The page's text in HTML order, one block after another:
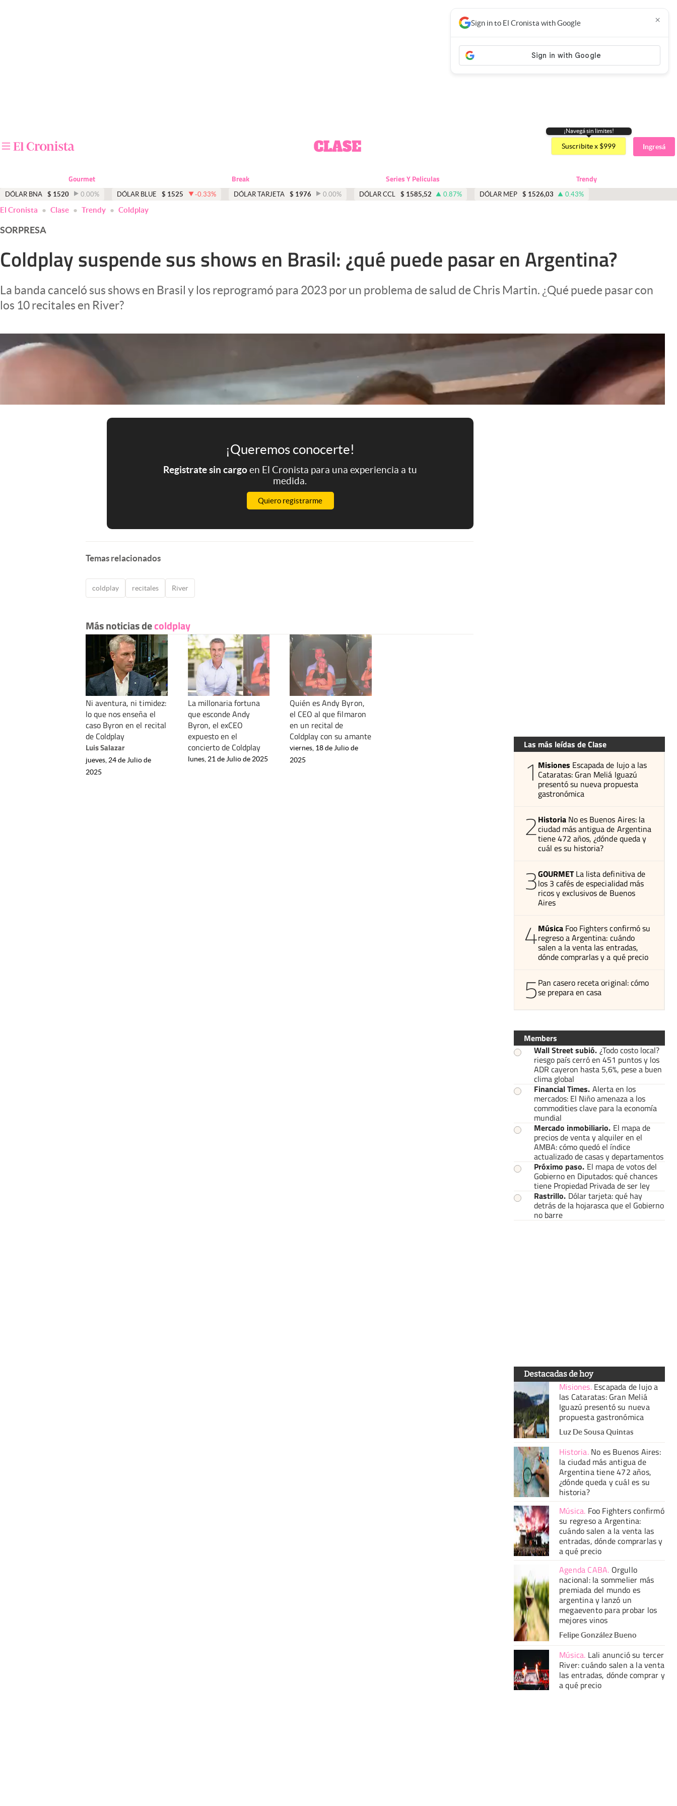
Otras secciones
Apertura
Infotechnology
Clase
Clima
Mundial 2026
Eventos Corporativos
Mediakit
¡Navegá sin limites!
Suscribite x $999 Ingresá
Gourmet Break Series Y Peliculas Trendy
DÓLAR BNA $ 1520 0.00% DÓLAR BLUE $ 1525 -0.33% DÓLAR TARJETA $ 1976 0.00% DÓLAR CCL $ 1585,52 0.87% DÓLAR MEP $ 1526,03 0.43%
Sign in to El Cronista with Google ×
El Cronista Clase Trendy Coldplay
SORPRESA
Coldplay suspende sus shows en Brasil: ¿qué puede pasar en Argentina?
La banda canceló sus shows en Brasil y los reprogramó para 2023 por un problema de salud de Chris Martin. ¿Qué puede pasar con
los 10 recitales en River?
¡Queremos conocerte!
Registrate sin cargoen El Cronista para una experiencia a tu
medida.
Quiero registrarme
Temas relacionados
coldplay recitales River
Más noticias decoldplay
Ni aventura, ni timidez:
lo que nos enseña el
caso Byron en el recital
de Coldplay
Luis Salazar
jueves, 24 de Julio de
2025
La millonaria fortuna
que esconde Andy
Byron, el exCEO
expuesto en el
concierto de Coldplay
lunes, 21 de Julio de 2025
Quién es Andy Byron,
el CEO al que filmaron
en un recital de
Coldplay con su amante
viernes, 18 de Julio de
2025
Las más leídas de Clase
1 Misiones Escapada de lujo a las
Cataratas: Gran Meliá Iguazú
presentó su nueva propuesta
gastronómica
2Historia No es Buenos Aires: la
ciudad más antigua de Argentina
tiene 472 años, ¿dónde queda y
cuál es su historia?
3GOURMET La lista definitiva de
los 3 cafés de especialidad más
ricos y exclusivos de Buenos
Aires
4Música Foo Fighters confirmó su
regreso a Argentina: cuándo
salen a la venta las entradas,
dónde comprarlas y a qué precio
5Pan casero receta original: cómo
se prepara en casa
Members
Wall Street subió. ¿Todo costo local?
riesgo país cerró en 451 puntos y los
ADR cayeron hasta 5,6%, pese a buen
clima global
Financial Times. Alerta en los
mercados: El Niño amenaza a los
commodities clave para la economía
mundial
Mercado inmobiliario. El mapa de
precios de venta y alquiler en el
AMBA: cómo quedó el índice
actualizado de casas y departamentos
Próximo paso. El mapa de votos del
Gobierno en Diputados: qué chances
tiene Propiedad Privada de ser ley
Rastrillo. Dólar tarjeta: qué hay
detrás de la hojarasca que el Gobierno
no barre
Destacadas de hoy
Misiones. Escapada de lujo a
las Cataratas: Gran Meliá
Iguazú presentó su nueva
propuesta gastronómica
Luz De Sousa Quintas
Historia. No es Buenos Aires:
la ciudad más antigua de
Argentina tiene 472 años,
¿dónde queda y cuál es su
historia?
Música. Foo Fighters confirmó
su regreso a Argentina:
cuándo salen a la venta las
entradas, dónde comprarlas y
a qué precio
Agenda CABA. Orgullo
nacional: la sommelier más
premiada del mundo es
argentina y lanzó un
megaevento para probar los
mejores vinos
Felipe González Bueno
Música. Lali anunció su tercer
River: cuándo salen a la venta
las entradas, dónde comprar y
a qué precio